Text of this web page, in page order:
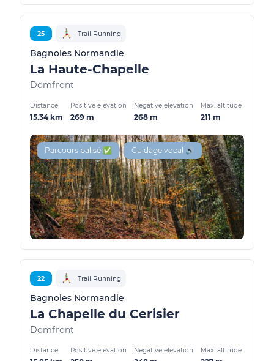
25 Trail Running
Bagnoles Normandie
La Haute-Chapelle
Domfront
Distance
15.34 km
Positive elevation
269 m
Negative elevation
268 m
Max. altitude
211 m
Parcours balisé ✅ Guidage vocal 🔊
22 Trail Running
Bagnoles Normandie
La Chapelle du Cerisier
Domfront
Distance Positive elevation Negative elevation Max. altitude